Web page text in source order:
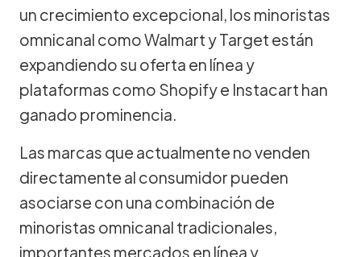
un crecimiento excepcional, los minoristas
omnicanal como Walmart y Target están
expandiendo su oferta en línea y
plataformas como Shopify e Instacart han
ganado prominencia.
Las marcas que actualmente no venden
directamente al consumidor pueden
asociarse con una combinación de
minoristas omnicanal tradicionales,
importantes mercados en línea y